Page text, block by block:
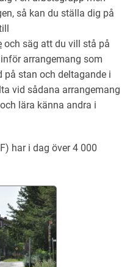
så kan du ställa dig på
och säg att du vill stå på
arrangemang som
på stan och deltagande i
vid sådana arrangemang
lära känna andra i
har i dag över 4 000